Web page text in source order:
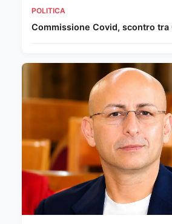
POLITICA
Commissione Covid, scontro tra